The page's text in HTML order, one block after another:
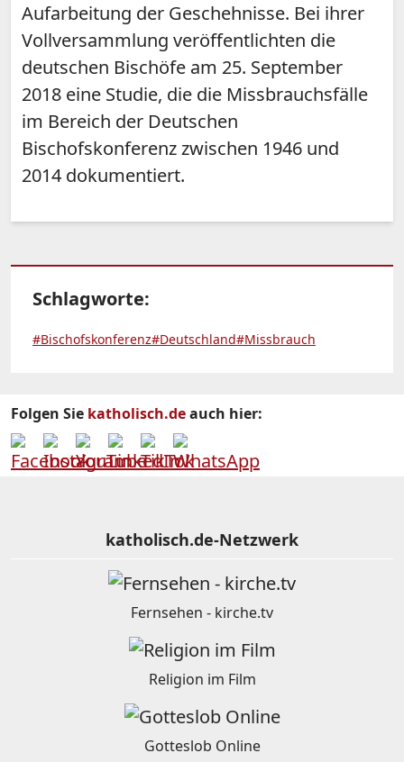
Aufarbeitung der Geschehnisse. Bei ihrer
Vollversammlung veröffentlichten die
deutschen Bischöfe am 25. September
2018 eine Studie, die die Missbrauchsfälle
im Bereich der Deutschen
Bischofskonferenz zwischen 1946 und
2014 dokumentiert.
Schlagworte:
#Bischofskonferenz#Deutschland#Missbrauch
Folgen Sie katholisch.deauch hier:
katholisch.de-Netzwerk
Fernsehen - kirche.tv
Religion im Film
Gotteslob Online